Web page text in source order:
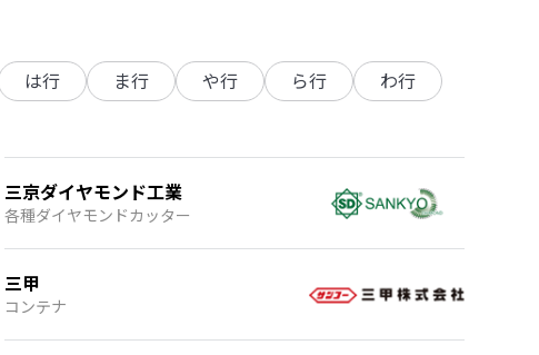
は行 ま行 や行 ら行 わ行
三京ダイヤモンド工業
各種ダイヤモンドカッター
三甲
コンテナ